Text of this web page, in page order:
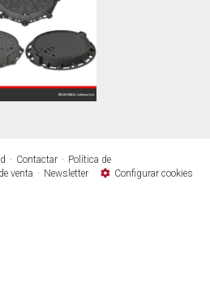
Contactar
Política de
venta Newsletter Configurar cookies